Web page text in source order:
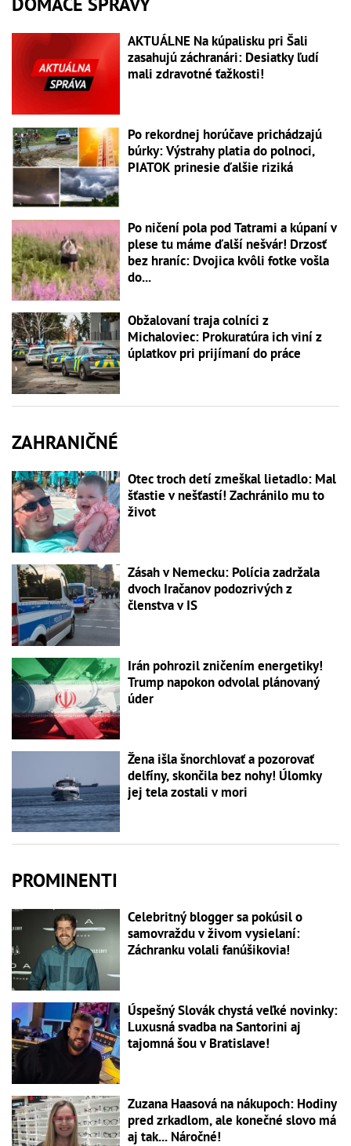
AKTUÁLNE Na kúpalisku pri Šali
zasahujú záchranári: Desiatky ľudí
mali zdravotné ťažkosti!
Po rekordnej horúčave prichádzajú
búrky: Výstrahy platia do polnoci,
PIATOK prinesie ďalšie riziká
Po ničení pola pod Tatrami a kúpaní v
plese tu máme ďalší nešvár! Drzosť
bez hraníc: Dvojica kvôli fotke vošla
do...
Obžalovaní traja colníci z
Michaloviec: Prokuratúra ich viní z
úplatkov pri prijímaní do práce
ZAHRANIČNÉ
Otec troch detí zmeškal lietadlo: Mal
šťastie v nešťastí! Zachránilo mu to
život
Zásah v Nemecku: Polícia zadržala
dvoch Iračanov podozrivých z
členstva v IS
Irán pohrozil zničením energetiky!
Trump napokon odvolal plánovaný
úder
Žena išla šnorchlovať a pozorovať
delfíny, skončila bez nohy! Úlomky
jej tela zostali v mori
PROMINENTI
Celebritný blogger sa pokúsil o
samovraždu v živom vysielaní:
Záchranku volali fanúšikovia!
Úspešný Slovák chystá veľké novinky:
Luxusná svadba na Santorini aj
tajomná šou v Bratislave!
Zuzana Haasová na nákupoch: Hodiny
pred zrkadlom, ale konečné slovo má
aj tak... Náročné!